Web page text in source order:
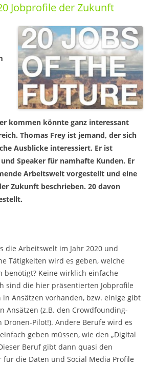
Jobprofile der Zukunft
kommen könnte ganz interessant
Thomas Frey ist jemand, der sich
Ausblicke interessiert. Er ist
Speaker für namhafte Kunden. Er
Arbeitswelt vorgestellt und eine
Zukunft beschrieben. 20 davon
die Arbeitswelt im Jahr 2020 und
Tätigkeiten wird es geben, welche
benötigt? Keine wirklich einfache
sind die hier präsentierten Jobprofile
Ansätzen vorhanden, bzw. einige gibt
Ansätzen (z.B. den Crowdfounding-
Dronen-Pilot!). Andere Berufe wird es
geben müssen, wie den „Digital
Beruf gibt dann quasi den
die Daten und Social Media Profile